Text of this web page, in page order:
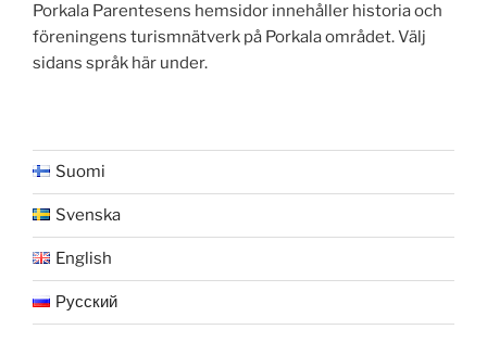
Porkala Parentesens hemsidor innehåller historia och
föreningens turismnätverk på Porkala området. Välj
sidans språk här under.
Suomi
Svenska
English
Русский